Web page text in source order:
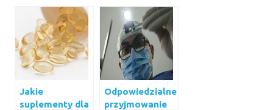
Jakie
suplementy dla
Odpowiedzialne
przyjmowanie